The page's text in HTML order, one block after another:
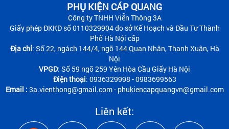
PHỤ KIỆN CÁP QUANG
Công ty TNHH Viễn Thông 3A
Giấy phép ĐKKD số 0110329904 do sở Kế Hoạch và Đầu Tư Thành
Phố Hà Nội cấp
Địa chỉ: Số 22, ngách 144/4, ngõ 144 Quan Nhân, Thanh Xuân, Hà
Nội
VPGD: Số 59 ngõ 259 Yên Hòa Cầu Giấy Hà Nội
Điện thoại: 0936329998 - 0983699563
Email : 3a.vienthong@gmail.com - phukiencapquangvn@gmail.com
Liên kết: